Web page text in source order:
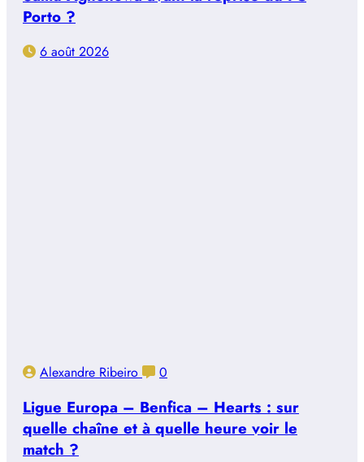
Porto ?
6 août 2026
Alexandre Ribeiro 0
Ligue Europa – Benfica – Hearts : sur
quelle chaîne et à quelle heure voir le
match ?